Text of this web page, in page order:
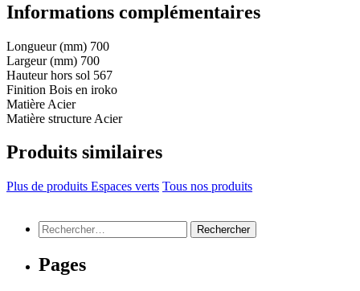
Informations complémentaires
Longueur (mm) 700
Largeur (mm) 700
Hauteur hors sol 567
Finition Bois en iroko
Matière Acier
Matière structure Acier
Produits similaires
Plus de produits Espaces verts Tous nos produits
Rechercher :
Pages